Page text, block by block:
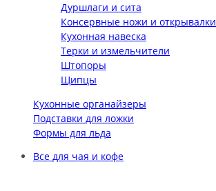
Дуршлаги и сита
Консервные ножи и открывалки
Кухонная навеска
Терки и измельчители
Штопоры
Щипцы
Кухонные органайзеры
Подставки для ложки
Формы для льда
Все для чая и кофе